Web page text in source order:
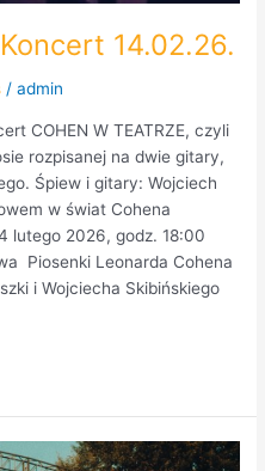
14.02.26.
/admin
COHEN W TEATRZE, czyli
rozpisanej na dwie gitary,
Śpiew i gitary: Wojciech
w świat Cohena
lutego 2026, godz. 18:00
Piosenki Leonarda Cohena
i Wojciecha Skibińskiego